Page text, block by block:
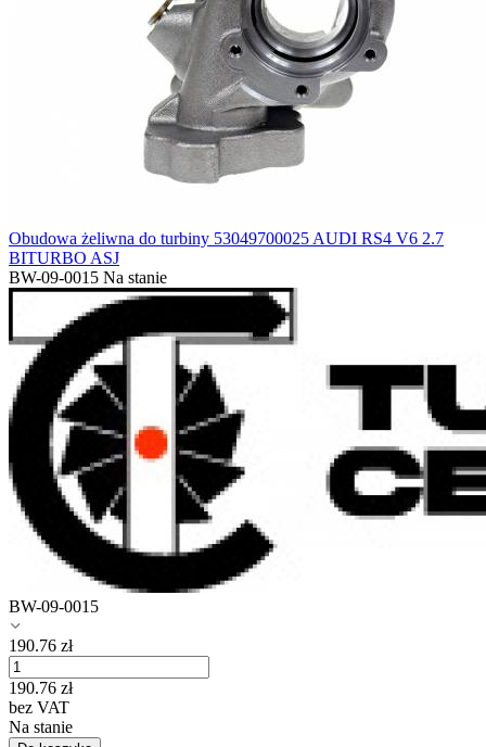
Obudowa żeliwna do turbiny 53049700025 AUDI RS4 V6 2.7
BITURBO ASJ
BW-09-0015 Na stanie
BW-09-0015
190.76 zł
190.76 zł
bez VAT
Na stanie